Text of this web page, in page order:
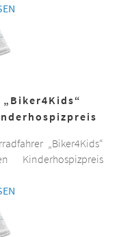
„Biker4Kids“